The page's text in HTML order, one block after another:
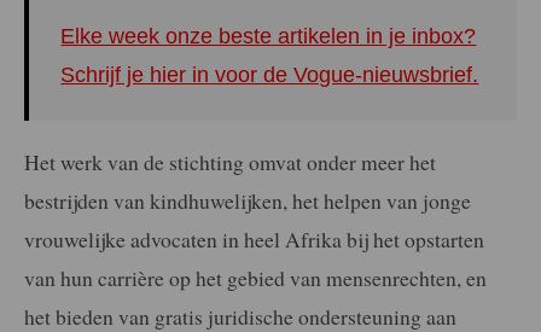
Elke week onze beste artikelen in je inbox?
Schrijf je hier in voor de Vogue-nieuwsbrief.
Het werk van de stichting omvat onder meer het
bestrijden van kindhuwelijken, het helpen van jonge
vrouwelijke advocaten in heel Afrika bij het opstarten
van hun carrière op het gebied van mensenrechten, en
het bieden van gratis juridische ondersteuning aan